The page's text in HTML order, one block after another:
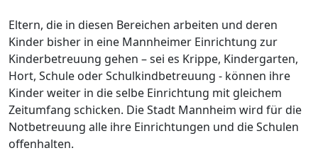
Eltern, die in diesen Bereichen arbeiten und deren
Kinder bisher in eine Mannheimer Einrichtung zur
Kinderbetreuung gehen – sei es Krippe, Kindergarten,
Hort, Schule oder Schulkindbetreuung - können ihre
Kinder weiter in die selbe Einrichtung mit gleichem
Zeitumfang schicken. Die Stadt Mannheim wird für die
Notbetreuung alle ihre Einrichtungen und die Schulen
offenhalten.